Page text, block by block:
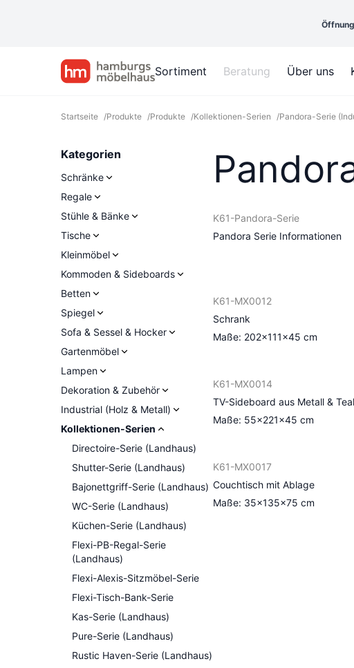
Sortiment Beratung Über uns
Startseite /Produkte /Produkte /Kollektionen-Serien /Pandora-Serie
Kategorien
Schränke
Regale
Stühle & Bänke
Tische
Kleinmöbel
Kommoden & Sideboards
Betten
Spiegel
Sofa & Sessel & Hocker
Gartenmöbel
Lampen
Dekoration & Zubehör
Industrial (Holz & Metall)
Kollektionen-Serien
Directoire-Serie (Landhaus)
Shutter-Serie (Landhaus)
Bajonettgriff-Serie (Landhaus)
WC-Serie (Landhaus)
Küchen-Serie (Landhaus)
Flexi-PB-Regal-Serie
(Landhaus)
Flexi-Alexis-Sitzmöbel-Serie
Flexi-Tisch-Bank-Serie
Kas-Serie (Landhaus)
Pure-Serie (Landhaus)
Rustic Haven-Serie (Landhaus)
K61-Pandora-Serie
Pandora Serie Informationen
K61-MX0012
Schrank
Maße: 202×111×45 cm
K61-MX0014
TV-Sideboard aus Metall &
Maße: 55×221×45 cm
K61-MX0017
Couchtisch mit Ablage
Maße: 35×135×75 cm